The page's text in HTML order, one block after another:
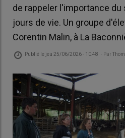
de rappeler l'importance
jours de vie. Un groupe
Corentin Malin, à La
Publié le jeu 25/06/2026 - 10:48 - Par